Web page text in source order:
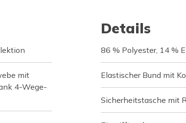
mit
4-Wege-
Details
86 % Polyester, 14 %
Elastischer Bund mit
Sicherheitstasche mit